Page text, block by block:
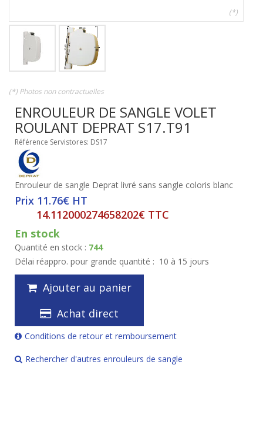
(*)
(*) Photos non contractuelles
ENROULEUR DE SANGLE VOLET
ROULANT DEPRAT S17.T91
Référence Servistores: DS17
Enrouleur de sangle Deprat livré sans sangle coloris blanc
Prix 11.76€ HT
14.112000274658202€ TTC
En stock
Quantité en stock : 744
Délai réappro. pour grande quantité : 10 à 15 jours
Ajouter au panier
Achat direct
Conditions de retour et remboursement
Rechercher d'autres enrouleurs de sangle